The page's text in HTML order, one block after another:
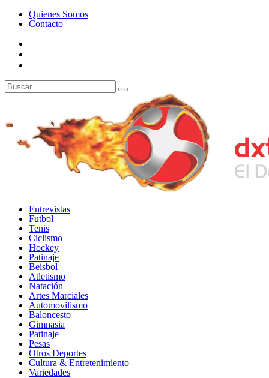
Quienes Somos
Contacto
Entrevistas
Futbol
Tenis
Ciclismo
Hockey
Patinaje
Beisbol
Atletismo
Natación
Artes Marciales
Automovilismo
Baloncesto
Gimnasia
Patinaje
Pesas
Otros Deportes
Cultura & Entretenimiento
Variedades